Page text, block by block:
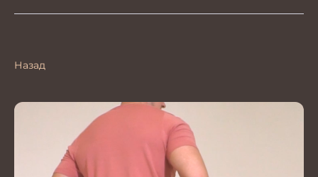
Назад